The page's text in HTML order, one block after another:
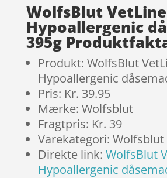
WolfsBlut VetLine
Hypoallergenic
395g
Produkt: WolfsBlut
Hypoallergenic
Pris: Kr. 39.95
Mærke: Wolfsblut
Fragtpris: Kr. 39
Varekategori:
Direkte link: WolfsBlut
Hypoallergenic